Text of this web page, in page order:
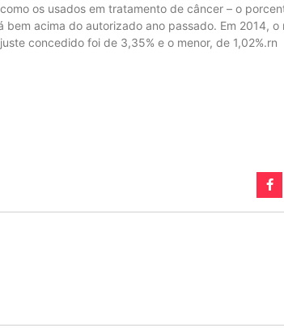
os usados em tratamento de câncer – o
acima do autorizado ano passado. Em 2014, o
concedido foi de 3,35% e o menor, de 1,02%.rn